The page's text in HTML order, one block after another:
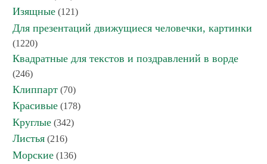
Изящные (121)
Для презентаций движущиеся человечки, картинки
(1220)
Квадратные для текстов и поздравлений в ворде
(246)
Клиппарт (70)
Красивые (178)
Круглые (342)
Листья (216)
Морские (136)